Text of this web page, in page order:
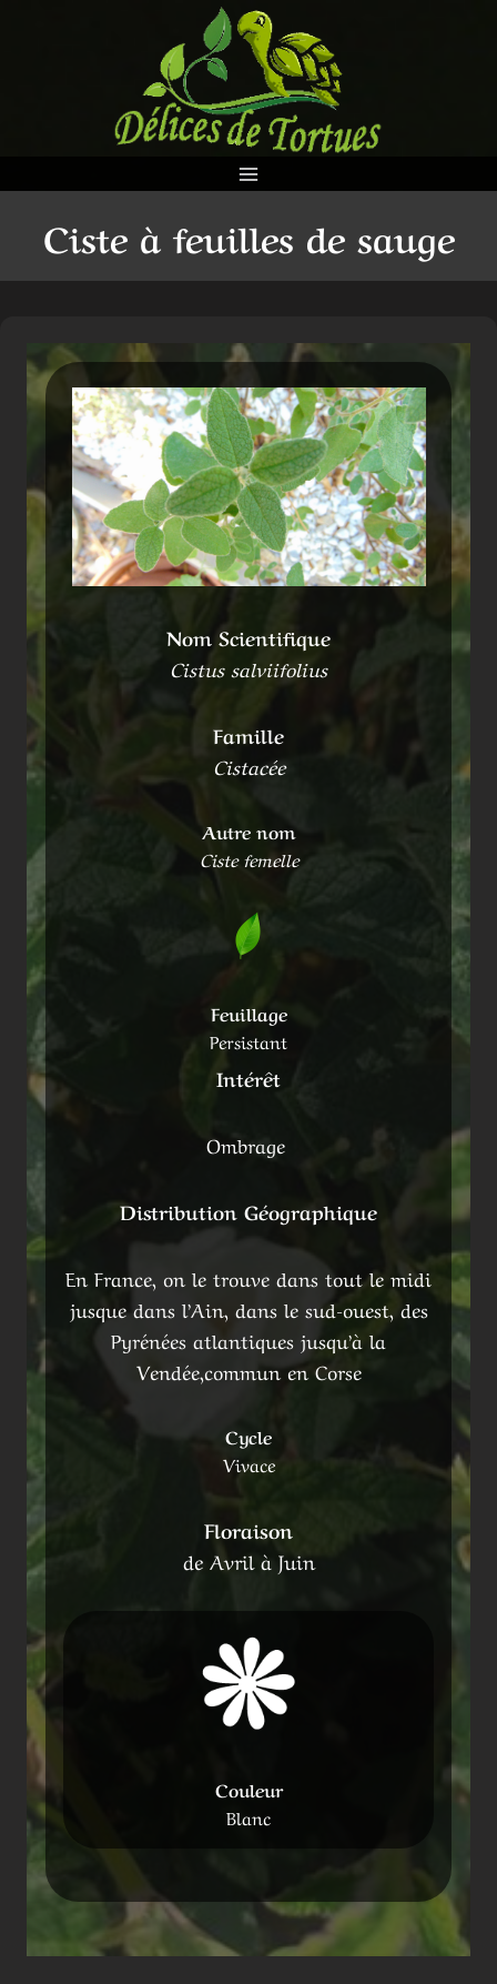
Ciste à feuilles de sauge
Nom Scientifique
Cistus salviifolius
Famille
Cistacée
Autre nom
Ciste femelle
Feuillage
Persistant
Intérêt
Ombrage
Distribution Géographique
En France, on le trouve dans tout le midi
jusque dans l’Ain, dans le sud-ouest, des
Pyrénées atlantiques jusqu’à la
Vendée,commun en Corse
Cycle
Vivace
Floraison
de Avril à Juin
Couleur
Blanc